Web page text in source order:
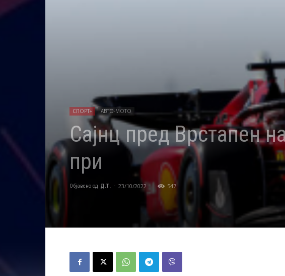
СПОРТ+ АВТО-МОТО
Сајнц пред Врстапен
при
Објавено од Д.Т. - 23/10/2022 547